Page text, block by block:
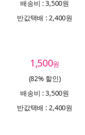
배송비 : 3,500원
반값택배 : 2,400원
1,500원
(82% 할인)
배송비 : 3,500원
반값택배 : 2,400원